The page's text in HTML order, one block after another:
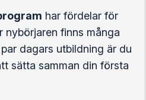
har fördelar för
nybörjaren finns många
dagars utbildning är du
sätta samman din första